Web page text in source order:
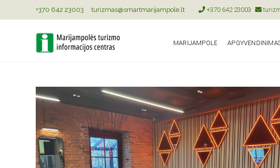
+370 642 23003 turizmas@smartmarijampole.lt +370 642 23003
MARIJAMPOLĖ